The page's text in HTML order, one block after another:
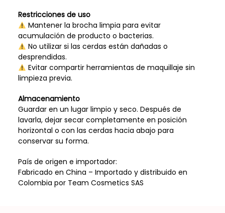
Restricciones de uso
Mantener la brocha limpia para evitar
acumulación de producto o bacterias.
No utilizar si las cerdas están dañadas o
desprendidas.
Evitar compartir herramientas de maquillaje sin
limpieza previa.
Almacenamiento
Guardar en un lugar limpio y seco. Después de
lavarla, dejar secar completamente en posición
horizontal o con las cerdas hacia abajo para
conservar su forma.
País de origen e importador:
Fabricado en China – Importado y distribuido en
Colombia por Team Cosmetics SAS